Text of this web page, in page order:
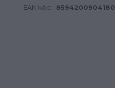
EAN kód: 8594200904180